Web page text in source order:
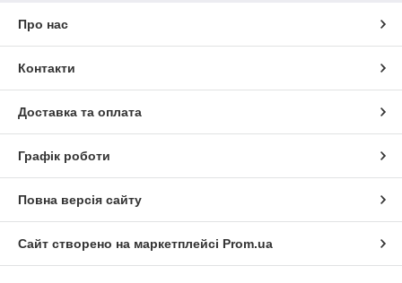
Про нас
Контакти
Доставка та оплата
Графік роботи
Повна версія сайту
Сайт створено на маркетплейсі Prom.ua